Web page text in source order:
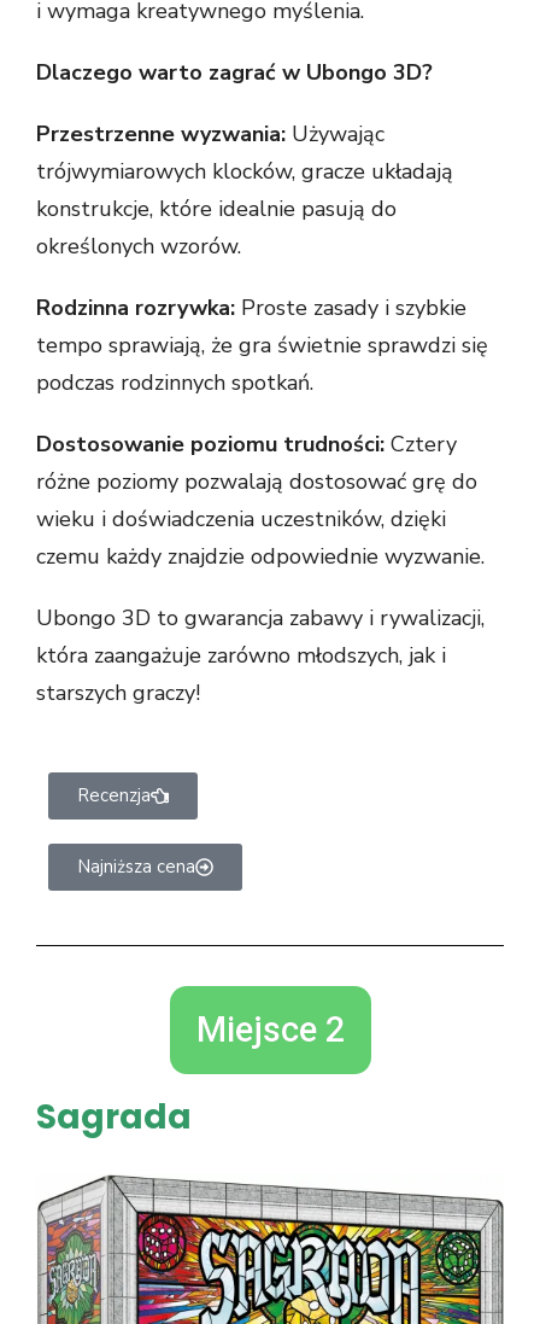
i wymaga kreatywnego myślenia.
Dlaczego warto zagrać w Ubongo 3D?
Przestrzenne wyzwania: Używając
trójwymiarowych klocków, gracze układają
konstrukcje, które idealnie pasują do
określonych wzorów.
Rodzinna rozrywka: Proste zasady i szybkie
tempo sprawiają, że gra świetnie sprawdzi się
podczas rodzinnych spotkań.
Dostosowanie poziomu trudności: Cztery
różne poziomy pozwalają dostosować grę do
wieku i doświadczenia uczestników, dzięki
czemu każdy znajdzie odpowiednie wyzwanie.
Ubongo 3D to gwarancja zabawy i rywalizacji,
która zaangażuje zarówno młodszych, jak i
starszych graczy!
Recenzja
Najniższa cena
Miejsce 2
Sagrada